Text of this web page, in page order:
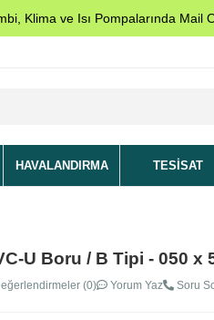
Klima ve Isı Pompalarında Mail
HAVALANDIRMA TESISAT
U Boru / B Tipi - 050 x
(0) Yorum Yaz Soru